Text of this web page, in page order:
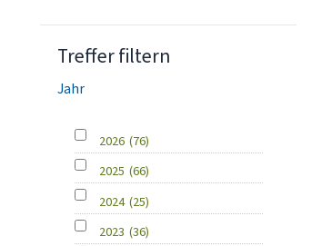
Treffer filtern
Jahr
2026 (76)
2025 (66)
2024 (25)
2023 (36)